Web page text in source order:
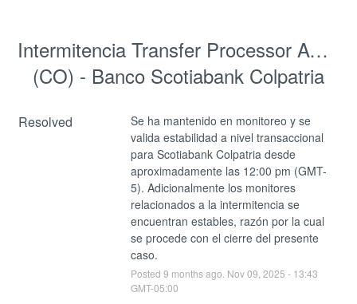
Intermitencia Transfer Processor ACH
(CO) - Banco Scotiabank Colpatria
Resolved
Se ha mantenido en monitoreo y se
valida estabilidad a nivel transaccional
para Scotiabank Colpatria desde
aproximadamente las 12:00 pm (GMT-
5). Adicionalmente los monitores
relacionados a la intermitencia se
encuentran estables, razón por la cual
se procede con el cierre del presente
caso.
Posted 9 months ago. Nov09 2025 - 13:43
GMT-05:00